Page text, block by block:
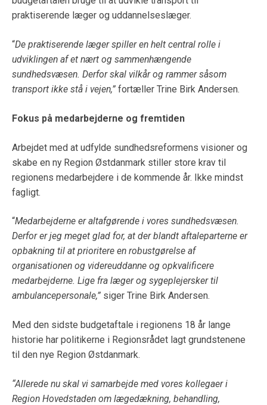
praktiserende læger og uddannelseslæger.
“De praktiserende læger spiller en helt central rolle i
udviklingen af et nært og sammenhængende
sundhedsvæsen. Derfor skal vilkår og rammer såsom
transport ikke stå i vejen,” fortæller Trine Birk Andersen.
Fokus på medarbejderne og fremtiden
Arbejdet med at udfylde sundhedsreformens visioner og
skabe en ny Region Østdanmark stiller store krav til
regionens medarbejdere i de kommende år. Ikke mindst
fagligt.
“Medarbejderne er altafgørende i vores sundhedsvæsen.
Derfor er jeg meget glad for, at der blandt aftaleparterne er
opbakning til at prioritere en robustgørelse af
organisationen og videreuddanne og opkvalificere
medarbejderne. Lige fra læger og sygeplejersker til
ambulancepersonale,” siger Trine Birk Andersen.
Med den sidste budgetaftale i regionens 18 år lange
historie har politikerne i Regionsrådet lagt grundstenene
til den nye Region Østdanmark.
“Allerede nu skal vi samarbejde med vores kollegaer i
Region Hovedstaden om lægedækning, behandling,